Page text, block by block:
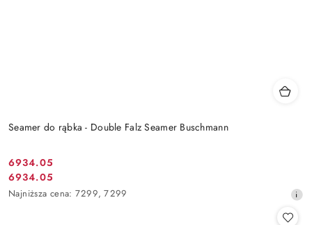
Seamer do rąbka - Double Falz Seamer Buschmann
Cena
promocyjna:
6934.05
Cena
promocyjna:
6934.05
Najniższa
Najniższa cena: 7299, 7299